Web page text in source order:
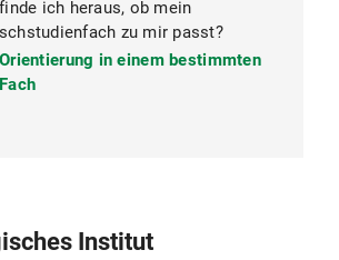
ich heraus, ob mein
zu mir passt?
Orientierung in einem bestimmten
Fach
Institut